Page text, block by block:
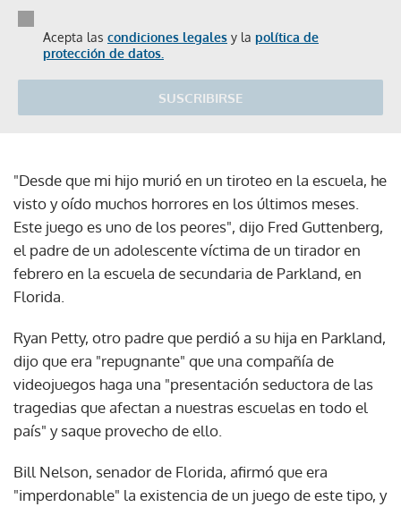
Acepta las condiciones legales y la política de
protección de datos.
SUSCRIBIRSE
"Desde que mi hijo murió en un tiroteo en la escuela, he
visto y oído muchos horrores en los últimos meses.
Este juego es uno de los peores", dijo Fred Guttenberg,
el padre de un adolescente víctima de un tirador en
febrero en la escuela de secundaria de Parkland, en
Florida.
Ryan Petty, otro padre que perdió a su hija en Parkland,
dijo que era "repugnante" que una compañía de
videojuegos haga una "presentación seductora de las
tragedias que afectan a nuestras escuelas en todo el
país" y saque provecho de ello.
Bill Nelson, senador de Florida, afirmó que era
"imperdonable" la existencia de un juego de este tipo, y